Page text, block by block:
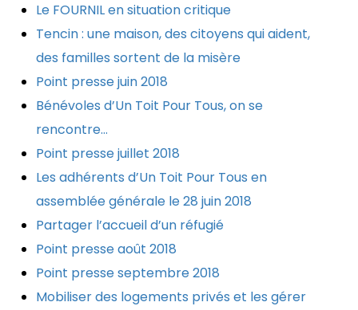
Le FOURNIL en situation critique
Tencin : une maison, des citoyens qui aident,
des familles sortent de la misère
Point presse juin 2018
Bénévoles d’Un Toit Pour Tous, on se
rencontre…
Point presse juillet 2018
Les adhérents d’Un Toit Pour Tous en
assemblée générale le 28 juin 2018
Partager l’accueil d’un réfugié
Point presse août 2018
Point presse septembre 2018
Mobiliser des logements privés et les gérer